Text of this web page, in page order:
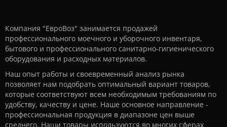
Компания "ЕвроВоз" занимается продажей
профессионального моечного и уборочного инвентаря,
бытового и профессионального санитарно-гигиенического
оборудования и расходных материалов.
Наш опыт работы и своевременный анализ рынка
позволяет нам подобрать оптимальный вариант товаров,
которые соответствуют всем необходимым требованиям по
удобству, качеству и цене. Наше основное направление -
профессиональная продукция в диапазоне цен выше
среднего. Наши товары используются во многих сферах